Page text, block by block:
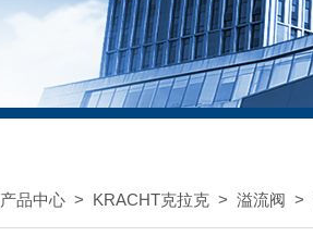
产品中心 > KRACHT克拉克 > 溢流阀 >